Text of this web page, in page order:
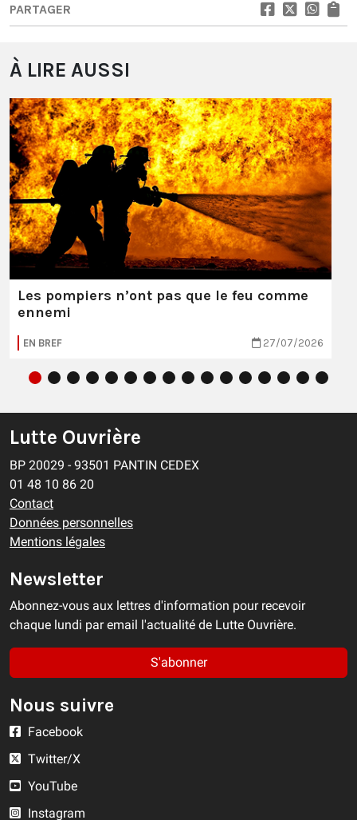
PARTAGER
À LIRE AUSSI
Les pompiers n’ont pas que le feu comme
ennemi
EN BREF 27/07/2026
Lutte Ouvrière
BP 20029 - 93501 PANTIN CEDEX
01 48 10 86 20
Contact
Données personnelles
Mentions légales
Newsletter
Abonnez-vous aux lettres d'information pour recevoir
chaque lundi par email l'actualité de Lutte Ouvrière.
S'abonner
Nous suivre
Facebook
Twitter/X
YouTube
Instagram